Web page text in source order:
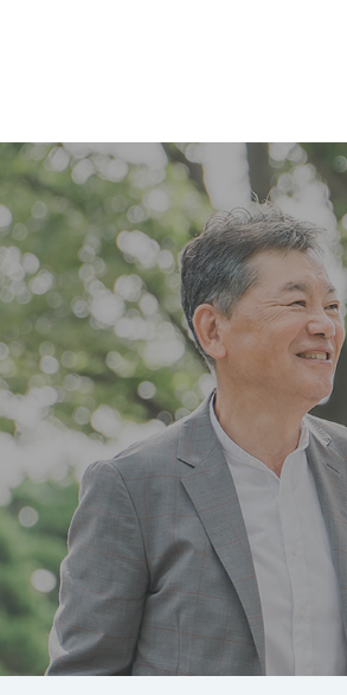
へ
ス
キ
ッ
プ
ョ
ン
に
移
動